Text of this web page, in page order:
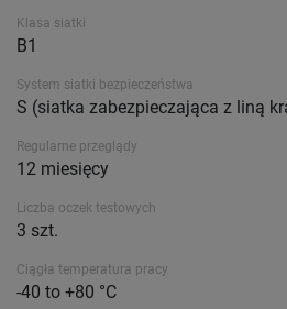
Klasa siatki
B1
System siatki bezpieczeństwa
S (siatka zabezpieczająca z liną
Regularne przeglądy
12 miesięcy
Liczba oczek testowych
3 szt.
Ciągła temperatura pracy
-40 to +80 °C